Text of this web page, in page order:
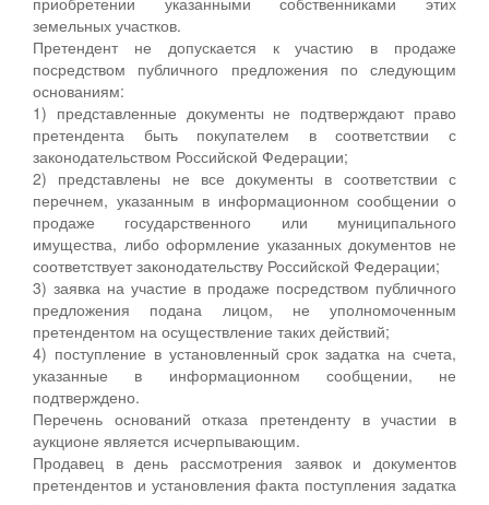
земельных участков.
Претендент не допускается к участию в продаже
посредством публичного предложения по следующим
основаниям:
1) представленные документы не подтверждают право
претендента быть покупателем в соответствии с
законодательством Российской Федерации;
2) представлены не все документы в соответствии с
перечнем, указанным в информационном сообщении о
продаже государственного или муниципального
имущества, либо оформление указанных документов не
соответствует законодательству Российской Федерации;
3) заявка на участие в продаже посредством публичного
предложения подана лицом, не уполномоченным
претендентом на осуществление таких действий;
4) поступление в установленный срок задатка на счета,
указанные в информационном сообщении, не
подтверждено.
Перечень оснований отказа претенденту в участии в
аукционе является исчерпывающим.
Продавец в день рассмотрения заявок и документов
претендентов и установления факта поступления задатка